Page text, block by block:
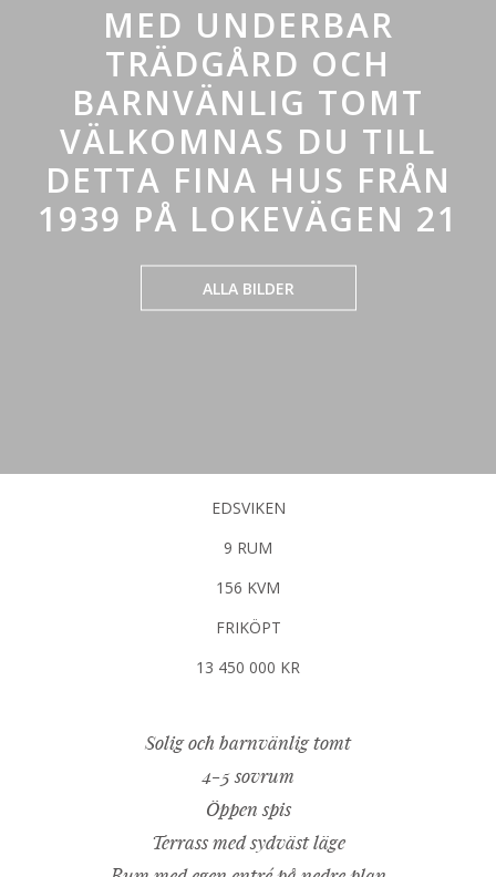
MED UNDERBAR
TRÄDGÅRD OCH
BARNVÄNLIG TOMT
VÄLKOMNAS DU TILL
DETTA FINA HUS FRÅN
1939 PÅ LOKEVÄGEN 21
ALLA BILDER
EDSVIKEN
9 RUM
156 KVM
FRIKÖPT
13 450 000 KR
Solig och barnvänlig tomt
4-5 sovrum
Öppen spis
Terrass med sydväst läge